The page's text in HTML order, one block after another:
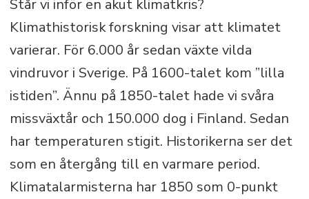
Står vi inför en akut klimatkris?
Klimathistorisk forskning visar att klimatet
varierar. För 6.000 år sedan växte vilda
vindruvor i Sverige. På 1600-talet kom ”lilla
istiden”. Ännu på 1850-talet hade vi svåra
missväxtår och 150.000 dog i Finland. Sedan
har temperaturen stigit. Historikerna ser det
som en återgång till en varmare period.
Klimatalarmisterna har 1850 som 0-punkt